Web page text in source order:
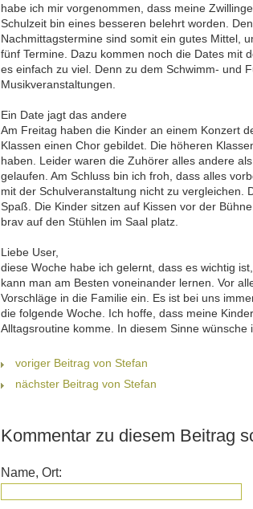
habe ich mir vorgenommen, dass meine
Schulzeit bin eines besseren belehrt worden.
Nachmittagstermine sind somit ein gutes Mittel,
fünf Termine. Dazu kommen noch die Dates mit
es einfach zu viel. Denn zu dem Schwimm- und
Musikveranstaltungen.
Ein Date jagt das andere
Am Freitag haben die Kinder an einem Konzert
Klassen einen Chor gebildet. Die höheren
haben. Leider waren die Zuhörer alles andere
gelaufen. Am Schluss bin ich froh, dass alles
mit der Schulveranstaltung nicht zu vergleichen.
Spaß. Die Kinder sitzen auf Kissen vor der
brav auf den Stühlen im Saal platz.
Liebe User,
diese Woche habe ich gelernt, dass es wichtig
kann man am Besten voneinander lernen. Vor
Vorschläge in die Familie ein. Es ist bei uns
die folgende Woche. Ich hoffe, dass meine
Alltagsroutine komme. In diesem Sinne wünsche
voriger Beitrag von Stefan
nächster Beitrag von Stefan
Kommentar zu diesem Beitrag
Name, Ort: